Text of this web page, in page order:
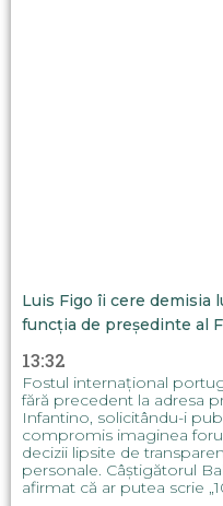
Luis Figo îi cere demisia
funcția de președinte al
13:32
Fostul internațional
fără precedent la adresa
Infantino, solicitându-i
compromis imaginea
decizii lipsite de
personale. Câștigătorul
afirmat că ar putea scrie